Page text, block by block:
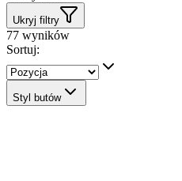
Ukryj filtry
77 wyników
Sortuj:
Styl butów